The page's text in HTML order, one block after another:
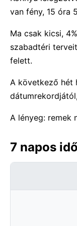
van fény, 15 óra
Ma csak kicsi,
szabadtéri
felett.
A következő hét
A lényeg: remek
7 napos